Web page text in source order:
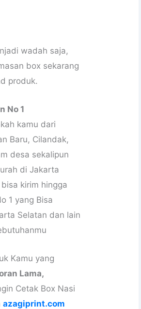
wadah saja,
box sekarang
produk.
No 1
kamu dari
Baru, Cilandak,
desa sekalipun
di Jakarta
kirim hingga
1 yang Bisa
Selatan dan lain
Kamu yang
Lama,
Cetak Box Nasi
azagiprint.com